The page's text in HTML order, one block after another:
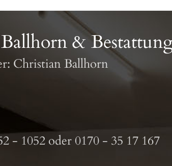
&
Christian Ballhorn
- 1052 oder 0170 - 35 17 167